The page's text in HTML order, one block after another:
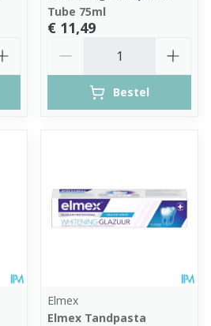
Tube 75ml
€ 11,49
Bestel
Elmex
Elmex Tandpasta